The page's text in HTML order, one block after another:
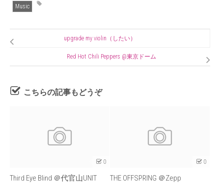
Music
upgrade my violin（したい）
Red Hot Chili Peppers @東京ドーム
こちらの記事もどうぞ
0
Third Eye Blind ＠代官山UNIT
0
THE OFFSPRING ＠Zepp